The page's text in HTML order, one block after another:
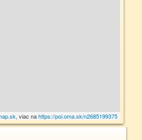
, viac nahttps://poi.oma.sk/n2685199375